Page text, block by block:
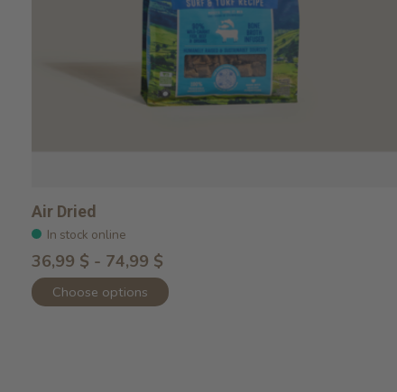
Air Dried
In stock online
36,99 $ - 74,99 $
Choose options